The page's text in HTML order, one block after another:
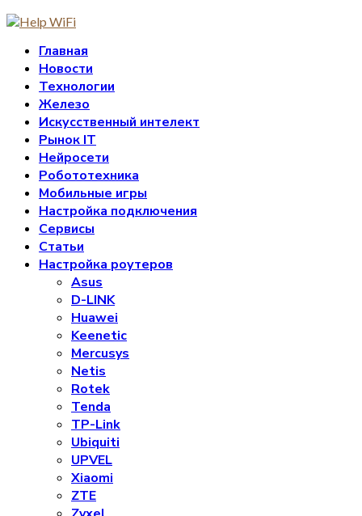
Главная
Новости
Технологии
Железо
Искусственный интелект
Рынок IT
Нейросети
Робототехника
Мобильные игры
Настройка подключения
Сервисы
Статьи
Настройка роутеров
Asus
D-LINK
Huawei
Keenetic
Mercusys
Netis
Rotek
Tenda
TP-Link
Ubiquiti
UPVEL
Xiaomi
ZTE